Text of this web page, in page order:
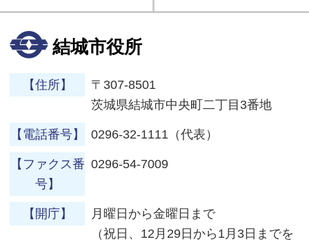
結城市役所
【住所】
〒307-8501
茨城県結城市中央町二丁目3番地
【電話番号】 0296-32-1111（代表）
【ファクス番
号】
0296-54-7009
【開庁】
月曜日から金曜日まで
（祝日、12月29日から1月3日までを